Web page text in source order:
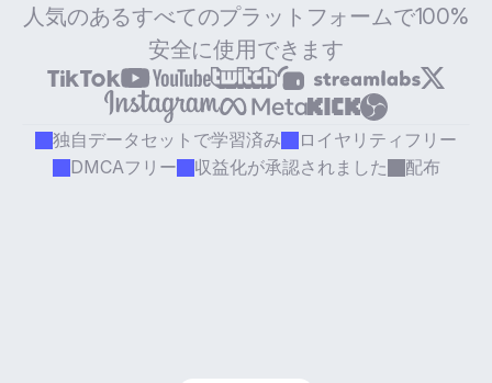
人気のあるすべてのプラットフォームで100%
安全に使用できます
独自データセットで学習済み
ロイヤリティフリー
DMCAフリー
収益化が承認されました 配布